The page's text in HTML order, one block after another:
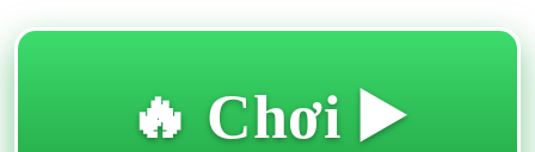
🔥 Chơi ▶️